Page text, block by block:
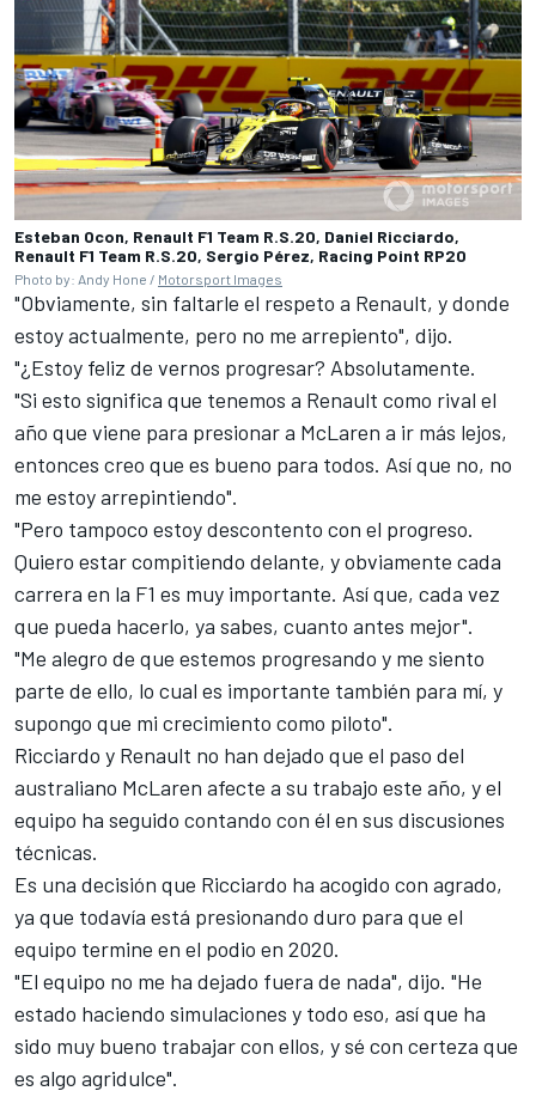
Esteban Ocon, Renault F1 Team R.S.20, Daniel Ricciardo,
Renault F1 Team R.S.20, Sergio Pérez, Racing Point RP20
Photo by: Andy Hone / Motorsport Images
"Obviamente, sin faltarle el respeto a Renault, y donde
estoy actualmente, pero no me arrepiento", dijo.
"¿Estoy feliz de vernos progresar? Absolutamente.
"Si esto significa que tenemos a Renault como rival el
año que viene para presionar a McLaren a ir más lejos,
entonces creo que es bueno para todos. Así que no, no
me estoy arrepintiendo".
"Pero tampoco estoy descontento con el progreso.
Quiero estar compitiendo delante, y obviamente cada
carrera en la F1 es muy importante. Así que, cada vez
que pueda hacerlo, ya sabes, cuanto antes mejor".
"Me alegro de que estemos progresando y me siento
parte de ello, lo cual es importante también para mí, y
supongo que mi crecimiento como piloto".
Ricciardo y Renault no han dejado que el paso del
australiano McLaren afecte a su trabajo este año, y el
equipo ha seguido contando con él en sus discusiones
técnicas.
Es una decisión que Ricciardo ha acogido con agrado,
ya que todavía está presionando duro para que el
equipo termine en el podio en 2020.
"El equipo no me ha dejado fuera de nada", dijo. "He
estado haciendo simulaciones y todo eso, así que ha
sido muy bueno trabajar con ellos, y sé con certeza que
es algo agridulce".